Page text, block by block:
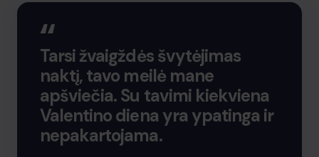
Tarsi žvaigždės švytėjimas
naktį, tavo meilė mane
apšviečia. Su tavimi kiekviena
Valentino diena yra ypatinga ir
nepakartojama.